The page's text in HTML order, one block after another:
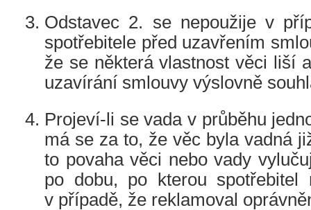
Odstavec 2. se nepoužije v
spotřebitele před uzavřením
že se některá vlastnost věci liší
uzavírání smlouvy výslovně
Projeví-li se vada v průběhu
má se za to, že věc byla vadná
to povaha věci nebo vady
po dobu, po kterou spotřebitel
v případě, že reklamoval